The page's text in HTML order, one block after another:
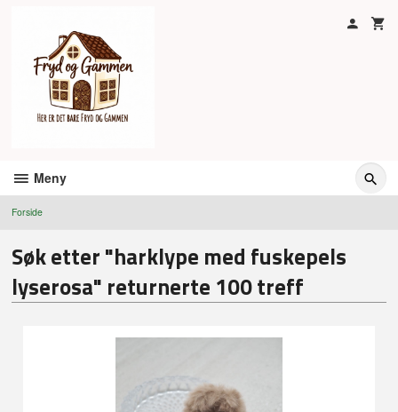
Meny
Forside
Søk etter "harklype med fuskepels
lyserosa" returnerte 100 treff